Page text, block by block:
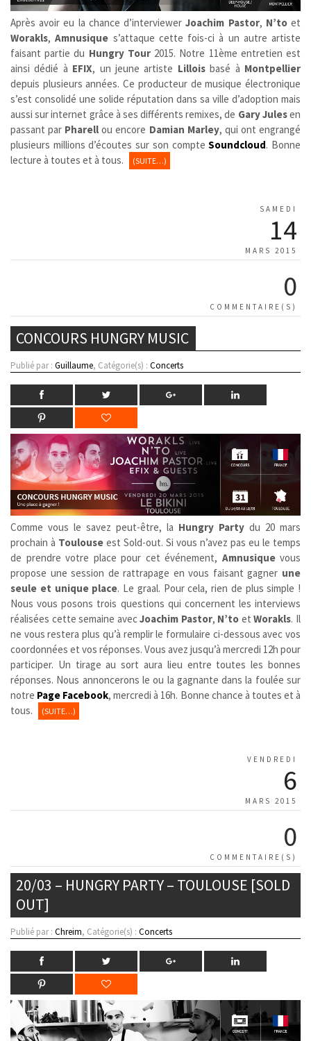
Après avoir eu la chance d’interviewerJoachim Pastor, N’toet
Worakls,Amnusique s’attaque cette fois-ci à un autre artiste
faisant partie du Hungry Tour2015. Notre 11ème entretien est
ainsi dédié à EFIX, un jeune artiste Lilloisbasé à Montpellier
depuis plusieurs années. Ce producteur de musique électronique
s’est consolidé une solide réputation dans sa ville d’adoption mais
aussi sur internet grâce à ses différents remixes, de Gary Julesen
passant par Pharellou encore Damian Marley, qui ont engrangé
plusieurs millions d’écoutes sur son compteSoundcloud. Bonne
lecture à toutes et à tous.
(SUITE…)
SAMEDI
14
MARS 2015
0
COMMENTAIRE(S)
CONCOURS HUNGRY MUSIC
Publié par : Guillaume, Catégorie(s) : Concerts
Comme vous le savez peut-être, la Hungry Party du 20 mars
prochain à Toulouse est Sold-out. Si vous n’avez pas eu le temps
de prendre votre place pour cet événement, Amnusiquevous
propose une session de rattrapage en vous faisant gagner une
seule et unique place. Le graal. Pour cela, rien de plus simple !
Nous vous posons trois questions qui concernent les interviews
réalisées cette semaine avecJoachim Pastor, N’to etWorakls. Il
ne vous restera plus qu’à remplir le formulaire ci-dessous avec vos
coordonnées et vos réponses. Vous avez jusqu’à mercredi 12h pour
participer. Un tirage au sort aura lieu entre toutes les bonnes
réponses. Nous annoncerons le ou la gagnante dans la foulée sur
notre Page Facebook, mercredi à 16h. Bonne chance à toutes et à
tous.
(SUITE…)
VENDREDI
6
MARS 2015
0
COMMENTAIRE(S)
20/03 – HUNGRY PARTY – TOULOUSE [SOLD
OUT]
Publié par : Chreim, Catégorie(s) : Concerts